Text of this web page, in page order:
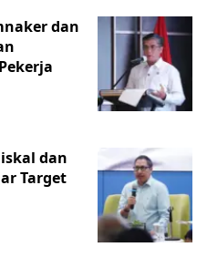
dan
dan
Target